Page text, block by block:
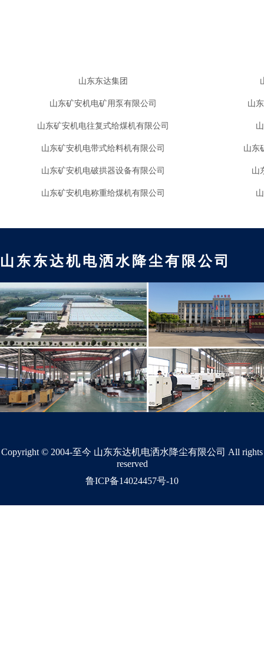
山东东达集团
山东矿安机电矿用泵有限公司 山
山东矿安机电往复式给煤机有限公司
山东矿安机电带式给料机有限公司 山东
山东矿安机电破拱器设备有限公司 山
山东矿安机电称重给煤机有限公司
山东东达机电洒水降尘有限公司
Copyright © 2004-至今 山东东达机电洒水降尘有限公司 All rights
reserved
鲁ICP备14024457号-10